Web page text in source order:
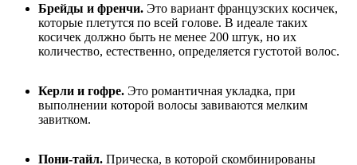
Брейды и френчи. Это вариант французских косичек,
которые плетутся по всей голове. В идеале таких
косичек должно быть не менее 200 штук, но их
количество, естественно, определяется густотой волос.
Керли и гофре. Это романтичная укладка, при
выполнении которой волосы завиваются мелким
завитком.
Пони-тайл. Прическа, в которой скомбинированы